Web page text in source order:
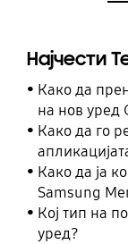
Најчести
Како да
на нов уред
Како да го
Како да ја
Samsung
Кој тип на
уред?